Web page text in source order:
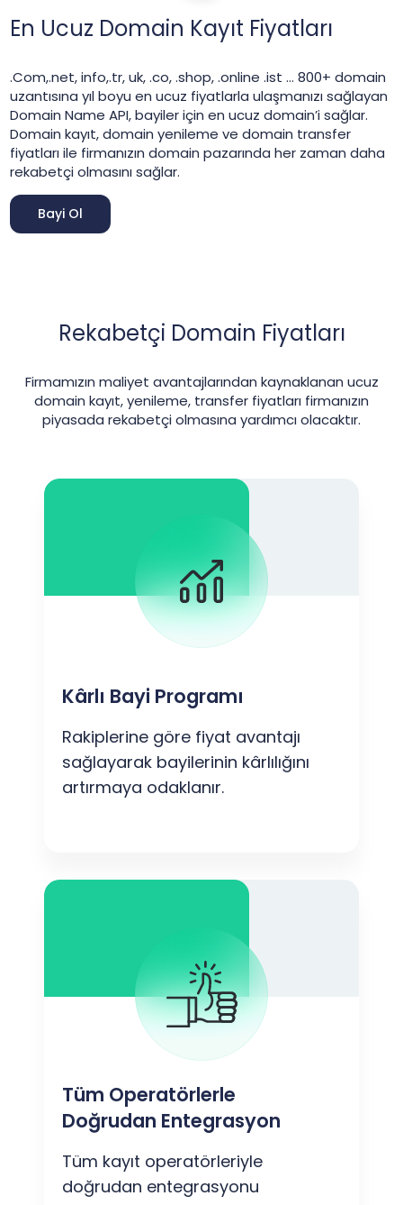
En Ucuz Domain Kayıt Fiyatları
.Com,.net, info,.tr, uk, .co, .shop, .online .ist … 800+ domain
uzantısına yıl boyu en ucuz fiyatlarla ulaşmanızı sağlayan
Domain Name API, bayiler için en ucuz domain’i sağlar.
Domain kayıt, domain yenileme ve domain transfer
fiyatları ile firmanızın domain pazarında her zaman daha
rekabetçi olmasını sağlar.
Bayi Ol
Rekabetçi Domain Fiyatları
Firmamızın maliyet avantajlarından kaynaklanan ucuz
domain kayıt, yenileme, transfer fiyatları firmanızın
piyasada rekabetçi olmasına yardımcı olacaktır.
Kârlı Bayi Programı
Rakiplerine göre fiyat avantajı
sağlayarak bayilerinin kârlılığını
artırmaya odaklanır.
Tüm Operatörlerle
Doğrudan Entegrasyon
Tüm kayıt operatörleriyle
doğrudan entegrasyonu